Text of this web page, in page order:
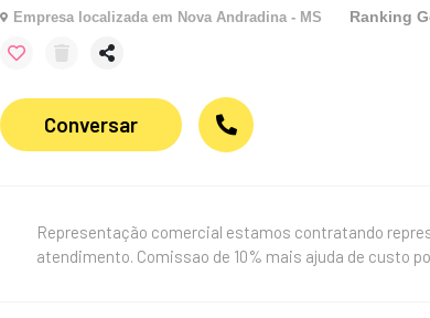
Empresa localizada em Nova Andradina - MS Ranking
Conversar
Representação comercial estamos contratando
atendimento. Comissao de 10% mais ajuda de custo